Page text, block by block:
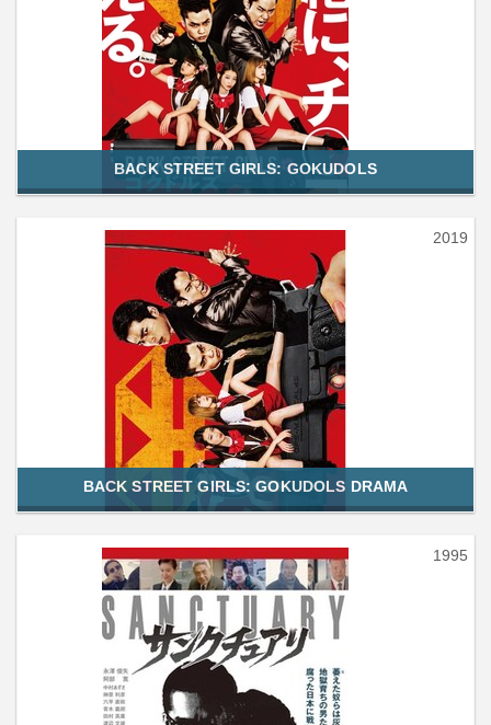
BACK STREET GIRLS: GOKUDOLS
2019
BACK STREET GIRLS: GOKUDOLS DRAMA
1995